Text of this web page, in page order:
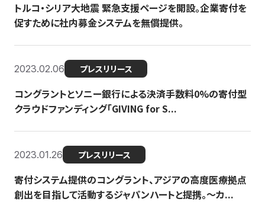
トルコ・シリア大地震 緊急支援ページを開設。企業寄付を
促すために社内募金システムを無償提供。
2023.02.06 プレスリリース
コングラントとソニー銀行による決済手数料0%の寄付型
クラウドファンディング「GIVING for S...
2023.01.26 プレスリリース
寄付システム提供のコングラント、アジアの高度医療拠点
創出を目指して活動するジャパンハートと提携。〜カ...